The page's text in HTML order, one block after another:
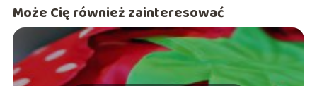
Może Cię również zainteresować